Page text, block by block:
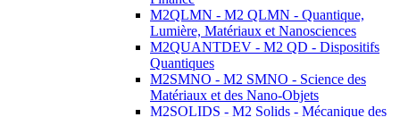
M2QLMN - M2 QLMN - Quantique,
Lumière, Matériaux et Nanosciences
M2QUANTDEV - M2 QD - Dispositifs
Quantiques
M2SMNO - M2 SMNO - Science des
Matériaux et des Nano-Objets
M2SOLIDS - M2 Solids - Mécanique des